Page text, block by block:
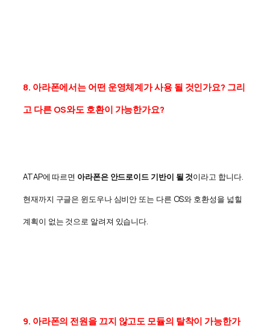
8. 아라폰에서는 어떤 운영체계가 사용 될 것인가요? 그리
고 다른 OS와도 호환이 가능한가요?
ATAP에 따르면 아라폰은 안드로이드 기반이 될 것이라고 합니다.
현재까지 구글은 윈도우나 심비안 또는 다른 OS와 호환성을 넓힐
계획이 없는 것으로 알려져 있습니다.
9. 아라폰의 전원을 끄지 않고도 모듈의 탈착이 가능한가